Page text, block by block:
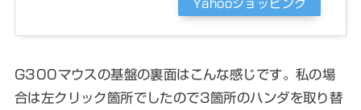
Yahooショッピング
G300マウスの基盤の裏面はこんな感じです。私の場
合は左クリック箇所でしたので3箇所のハンダを取り替